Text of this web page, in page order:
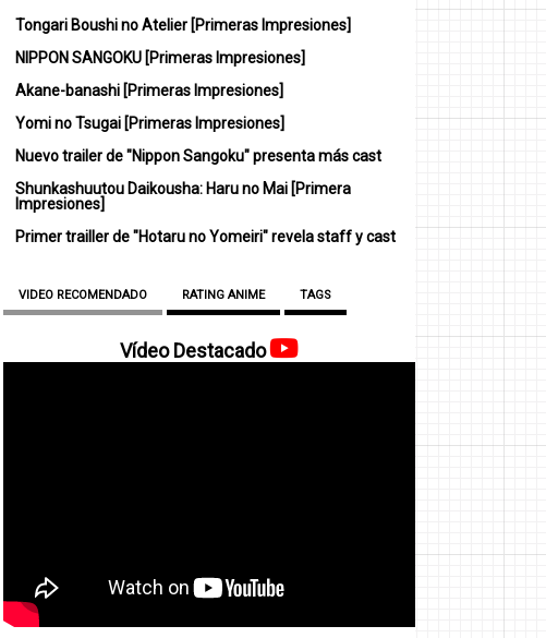
Tongari Boushi no Atelier [Primeras Impresiones]
NIPPON SANGOKU [Primeras Impresiones]
Akane-banashi [Primeras Impresiones]
Yomi no Tsugai [Primeras Impresiones]
Nuevo trailer de "Nippon Sangoku" presenta más cast
Shunkashuutou Daikousha: Haru no Mai [Primera
Impresiones]
Primer trailler de "Hotaru no Yomeiri" revela staff y cast
VIDEO RECOMENDADO RATING ANIME TAGS
Vídeo Destacado